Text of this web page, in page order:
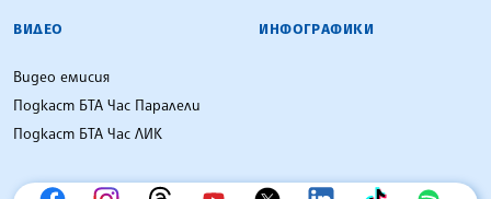
ВИДЕО
Видео емисия
Подкаст БТА Час Паралели
Подкаст БТА Час ЛИК
ИНФОГРАФИКИ